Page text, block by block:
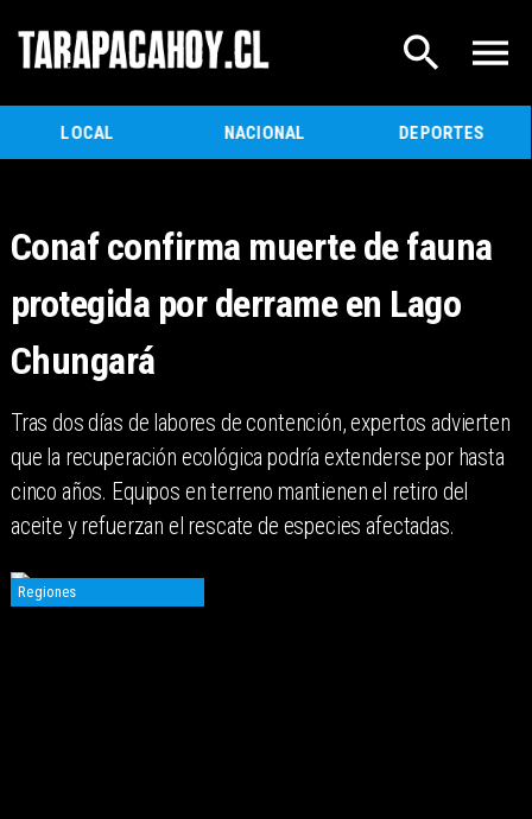
LOCAL NACIONAL DEPORTES
Conaf confirma muerte de fauna
protegida por derrame en Lago
Chungará
Tras dos días de labores de contención, expertos advierten
que la recuperación ecológica podría extenderse por hasta
cinco años. Equipos en terreno mantienen el retiro del
aceite y refuerzan el rescate de especies afectadas.
Regiones